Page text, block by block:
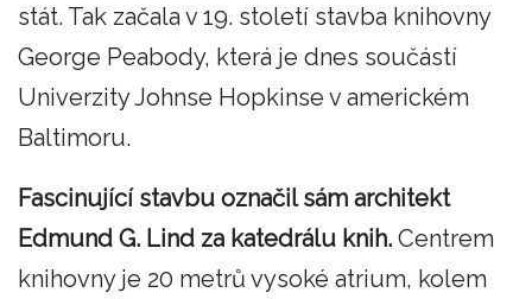
stát. Tak začala v 19. století stavba knihovny
George Peabody, která je dnes součástí
Univerzity Johnse Hopkinse v americkém
Baltimoru.
Fascinující stavbu označil sám architekt
Edmund G. Lind za katedrálu knih. Centrem
knihovny je 20 metrů vysoké atrium, kolem